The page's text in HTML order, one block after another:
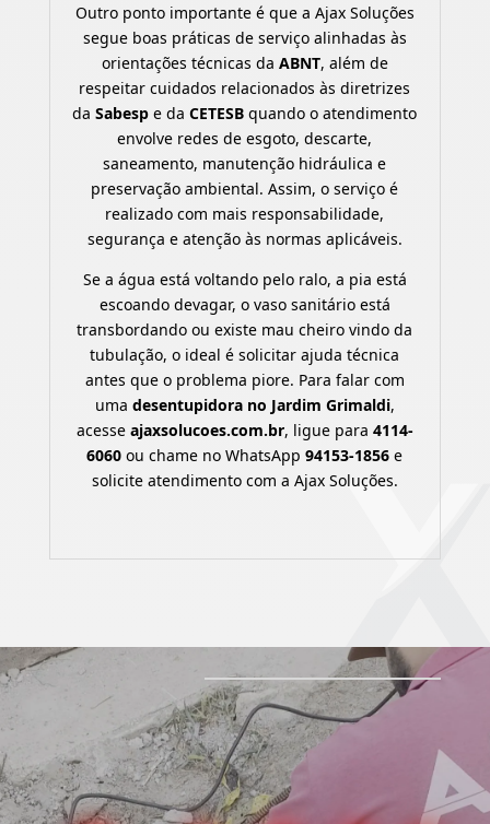
Outro ponto importante é que a Ajax Soluções
segue boas práticas de serviço alinhadas às
orientações técnicas da ABNT, além de
respeitar cuidados relacionados às diretrizes
daSabesp e daCETESB quando o atendimento
envolve redes de esgoto, descarte,
saneamento, manutenção hidráulica e
preservação ambiental. Assim, o serviço é
realizado com mais responsabilidade,
segurança e atenção às normas aplicáveis.
Se a água está voltando pelo ralo, a pia está
escoando devagar, o vaso sanitário está
transbordando ou existe mau cheiro vindo da
tubulação, o ideal é solicitar ajuda técnica
antes que o problema piore. Para falar com
uma desentupidora no Jardim Grimaldi,
acesse ajaxsolucoes.com.br, ligue para 4114-
6060 ou chame no WhatsApp94153-1856 e
solicite atendimento com a Ajax Soluções.